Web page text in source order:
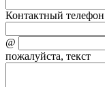
Контактный телефон
@
пожалуйста, текст